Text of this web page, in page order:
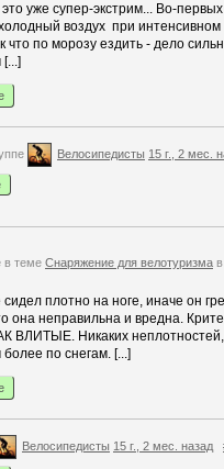
уже супер-экстрим... Во-
воздух при
что по морозу ездить - дело
Велосипедисты 15 г., 2 мес.
в теме Снаряжение для велотуризма
плотно на ноге, иначе он
она неправильна и вредна.
ВЛИТЫЕ. Никаких
по снегам. [...]
Велосипедисты 15 г., 2 мес. назад